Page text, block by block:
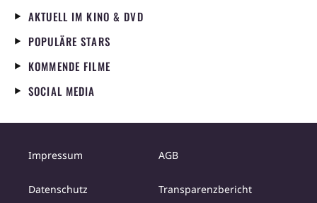
AKTUELL IM KINO & DVD
POPULÄRE STARS
KOMMENDE FILME
SOCIAL MEDIA
Impressum AGB
Datenschutz Transparenzbericht